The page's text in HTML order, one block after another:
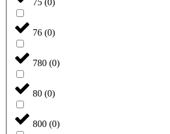
75 (0)
76 (0)
780 (0)
80 (0)
800 (0)